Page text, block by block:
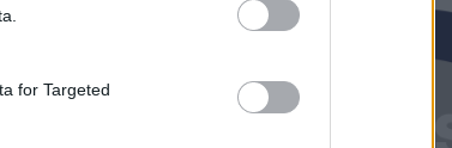
for Targeted